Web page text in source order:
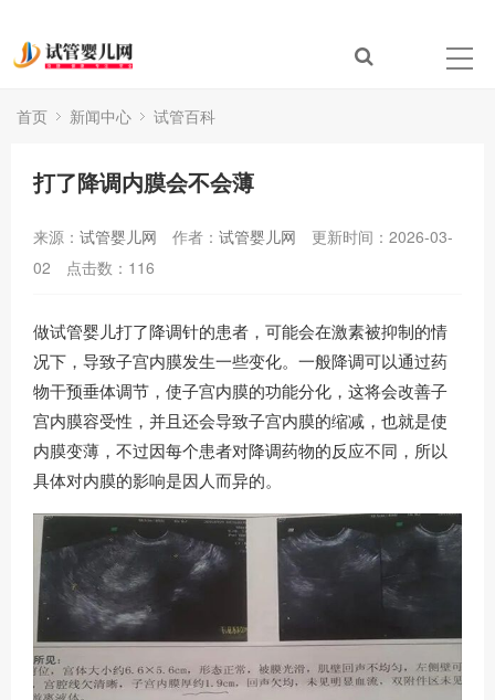
首页 新闻中心 试管百科
打了降调内膜会不会薄
来源： 试管婴儿网 作者： 试管婴儿网
更新时间：2026-03-
02
点击数： 116
做试管婴儿打了降调针的患者，可能会在激素被抑制的情
况下，导致子宫内膜发生一些变化。一般降调可以通过药
物干预垂体调节，使子宫内膜的功能分化，这将会改善子
宫内膜容受性，并且还会导致子宫内膜的缩减，也就是使
内膜变薄，不过因每个患者对降调药物的反应不同，所以
具体对内膜的影响是因人而异的。